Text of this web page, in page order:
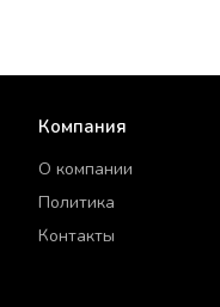
Компания
О компании
Политика
Контакты